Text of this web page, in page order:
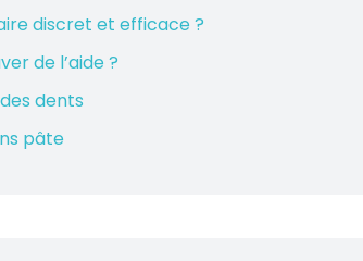
discret et efficace ?
de l’aide ?
dents
pâte